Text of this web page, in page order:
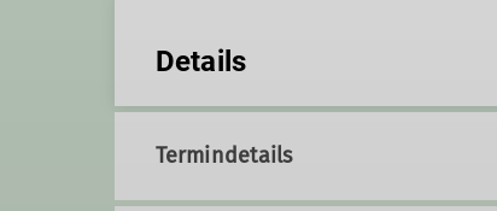
Details
Termindetails